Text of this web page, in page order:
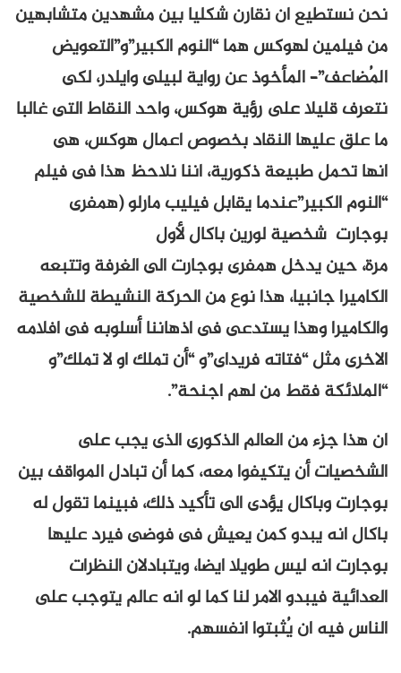
نحن نستطيع ان نقارن شكليا بين مشهدين متشابهين
من فيلمين لهوكس هما “النوم الكبير”و”التعويض
المُضاعف”– المأخوذ عن رواية لبيلى وايلدر، لكى
نتعرف قليلا على رؤية هوكس، واحد النقاط التى غالبا
ما علق عليها النقاد بخصوص اعمال هوكس، هى
انها تحمل طبيعة ذكورية، اننا نلاحظ هذا فى فيلم
“النوم الكبير”عندما يقابل فيليب مارلو (همفرى
بوجارت شخصية لورين باكال لأول
مرة، حين يدخل همفرى بوجارت الى الغرفة وتتبعه
الكاميرا جانبيا، هذا نوع من الحركة النشيطة للشخصية
والكاميرا وهذا يستدعى فى اذهاننا أسلوبه فى افلامه
الاخرى مثل “فتاته فريداى”و “أن تملك او لا تملك”و
“الملائكة فقط من لهم اجنحة”.
ان هذا جزء من العالم الذكورى الذى يجب على
الشخصيات أن يتكيفوا معه، كما أن تبادل المواقف بين
بوجارت وباكال يؤدى الى تأكيد ذلك، فبينما تقول له
باكال انه يبدو كمن يعيش فى فوضى فيرد عليها
بوجارت انه ليس طويلا ايضا، ويتبادلان النظرات
العدائية فيبدو الامر لنا كما لو انه عالم يتوجب على
الناس فيه ان يُثبتوا انفسهم.